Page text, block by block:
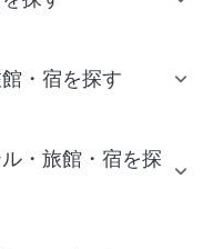
・宿を探す
・旅館・宿を探